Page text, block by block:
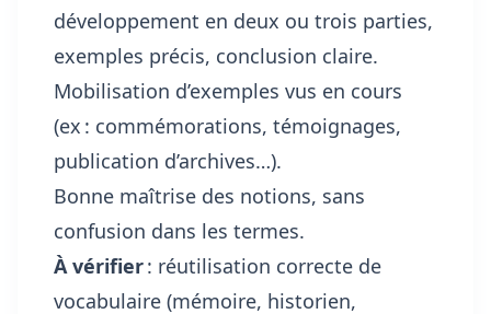
développement en deux ou trois parties,
exemples précis, conclusion claire.
Mobilisation d’exemples vus en cours
(ex : commémorations, témoignages,
publication d’archives…).
Bonne maîtrise des notions, sans
confusion dans les termes.
À vérifier: réutilisation correcte de
vocabulaire (mémoire, historien,